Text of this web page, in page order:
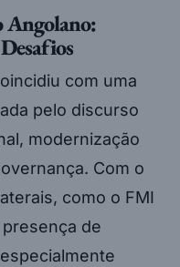
Angolano:
com uma
pelo discurso
modernização
Com o
como o FMI
de